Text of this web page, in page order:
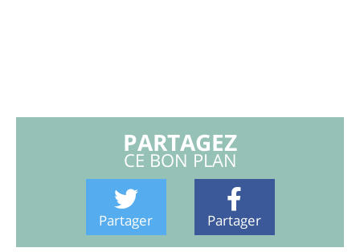
PARTAGEZ
CE BON PLAN
Partager Partager